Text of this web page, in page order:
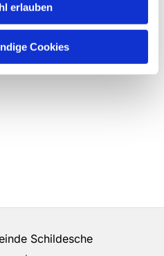
erlauben
Cookies
Schildesche